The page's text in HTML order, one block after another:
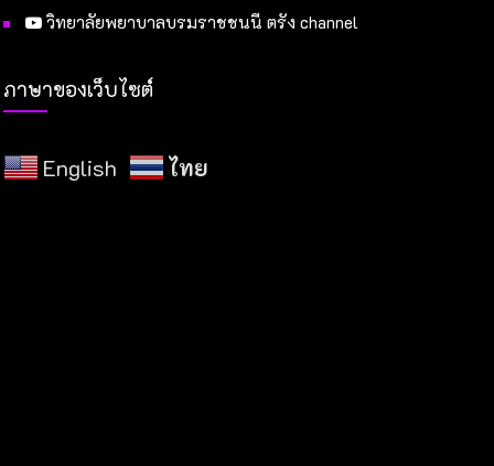
วิทยาลัยพยาบาลบรมราชชนนี ตรัง channel
ภาษาของเว็บไซต์
English ไทย